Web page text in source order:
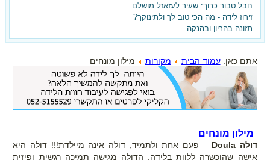
חבל טבור כרוך: שעיר לעזאזל מושלם
זירוז לידה - מה הכי טוב לך ולתינוקך?
תזונה בהריון ובהנקה
אתם כאן:עמוד הבית מקורות מילון מונחים
מילון מונחים
דולה Doula
– פעם אחת ולתמיד, דולה אינה מיילדת!!! דולה היא
אישה שהוכשרה ללוות בלידה. הדולה מגישה תמיכה רגשית ופיזית
בלידה הקודמת ילדת בקיסרי
ועכשיו את רוצה אחרת?
ברוכה הבאה,
הצטרפי עכשיו לאתר וקבלי את